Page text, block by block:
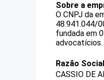
Sobre a
O CNPJ da
48.941.044/
fundada em
advocatícios.
Razão Social
CASSIO DE